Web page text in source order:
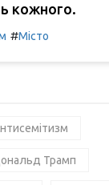
кожного.
#Місто
Трамп